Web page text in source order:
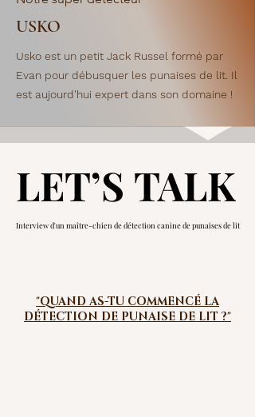
USKO
Usko est un petit Jack Russel formé par
Evan pour débusquer les punaises de lit. Il
est aujourd'hui expert dans son domaine !
LET’S TALK
LET’S TALK
Interview d'un maître-chien de détection canine de punaises de lit
Interview d'un maître-chien de détection canine de punaises de lit
"QUAND AS-TU COMMENCÉ LA
DÉTECTION DE PUNAISE DE LIT ?"